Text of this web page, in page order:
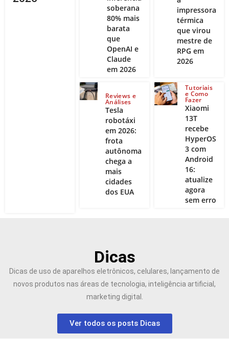
soberana
80% mais
barata
que
OpenAI e
Claude
em 2026
impressora
térmica
que virou
mestre de
RPG em
2026
Reviews e
Análises
Tesla
robotáxi
em 2026:
frota
autônoma
chega a
mais
cidades
dos EUA
Tutoriais
e Como
Fazer
Xiaomi
13T
recebe
HyperOS
3 com
Android
16:
atualize
agora
sem erro
Dicas
Dicas de uso de aparelhos eletrônicos, celulares, lançamento de
novos produtos nas áreas de tecnologia, inteligência artificial,
marketing digital.
Ver todos os posts Dicas